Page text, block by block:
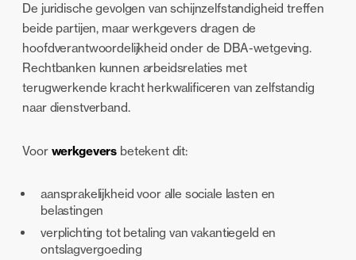
De juridische gevolgen van schijnzelfstandigheid treffen
beide partijen, maar werkgevers dragen de
hoofdverantwoordelijkheid onder de DBA-wetgeving.
Rechtbanken kunnen arbeidsrelaties met
terugwerkende kracht herkwalificeren van zelfstandig
naar dienstverband.
Voor werkgevers betekent dit:
aansprakelijkheid voor alle sociale lasten en
belastingen
verplichting tot betaling van vakantiegeld en
ontslagvergoeding